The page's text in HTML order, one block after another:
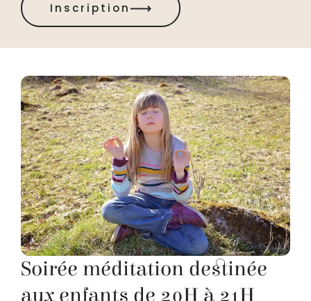
Inscription
Soirée méditation destinée
aux enfants de 20H à 21H